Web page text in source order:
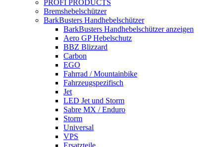
PROFI PRODUCTS
Bremshebelschützer
BarkBusters Handhebelschützer
BarkBusters Handhebelschützer anzeigen
Aero GP Hebelschutz
BBZ Blizzard
Carbon
EGO
Fahrrad / Mountainbike
Fahrzeugspezifisch
Jet
LED Jet und Storm
Sabre MX / Enduro
Storm
Universal
VPS
Ersatzteile